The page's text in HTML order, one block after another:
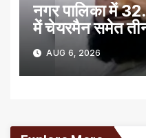
नगर पालिका में
में चेयरमैन समेत तीन
AUG 6, 2026